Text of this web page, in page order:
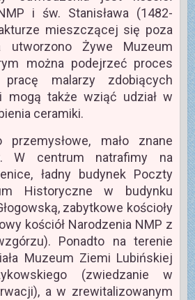
i św. Stanisława (1482-
mieszczącej się poza
utworzono Żywe Muzeum
można podejrzeć proces
malarzy zdobiących
mogą także wziąć udział w
ceramiki.
mało znane
W centrum natrafimy na
ładny budynek Poczty
Historyczne w budynku
zabytkowe kościoły
kościół Narodzenia NMP z
Ponadto na terenie
Muzeum Ziemi Lubińskiej
(zwiedzanie w
a w zrewitalizowanym